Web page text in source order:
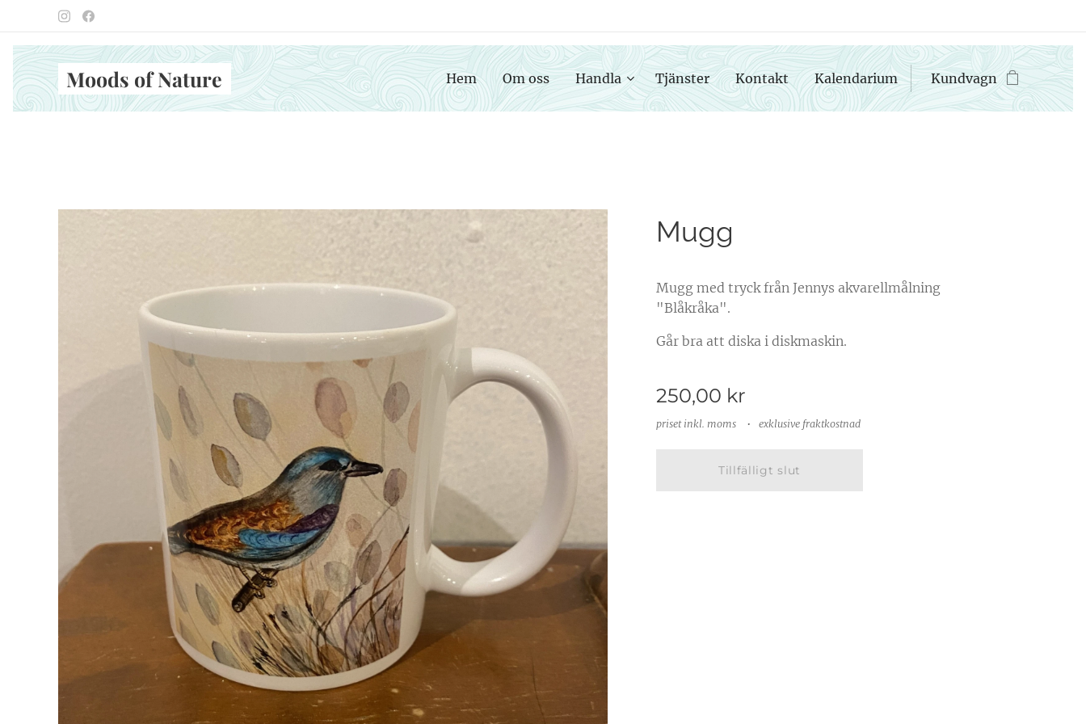
Moods of Nature Hem Om oss Handla Tjänster Kontakt Kalendarium Kundvagn
Mugg
Mugg med tryck från Jennys akvarellmålning
"Blåkråka".
Går bra att diska i diskmaskin.
250,00 kr
priset inkl. moms exklusive fraktkostnad
Tillfälligt slut